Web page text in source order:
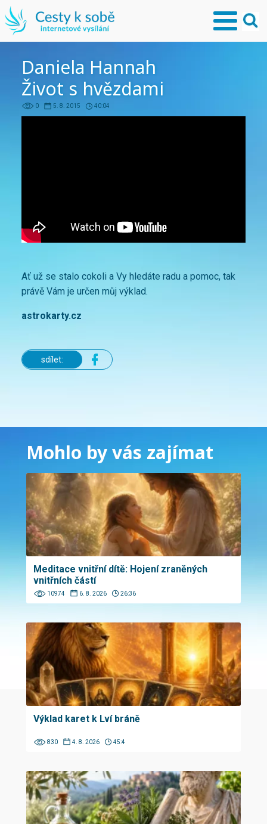
Daniela Hannah
Život s hvězdami
0 5. 8. 2015 40:04
Ať už se stalo cokoli a Vy hledáte radu a pomoc, tak
právě Vám je určen můj výklad.
astrokarty.cz
sdílet:
Mohlo by vás zajímat
Meditace vnitřní dítě: Hojení zraněných
vnitřních částí
10974 6. 8. 2026 26:36
Výklad karet k Lví bráně
830 4. 8. 2026 45:4